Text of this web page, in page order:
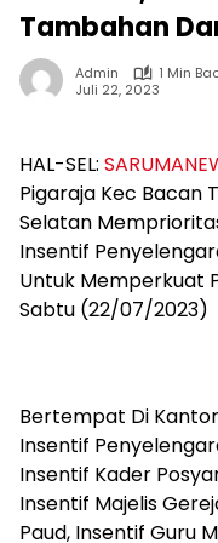
Tambahan
Admin
1 Min
Juli 22, 2023
HAL-SEL:
Pigaraja Kec Bacan
Selatan
Insentif
Untuk Memperkuat
Sabtu (22/07/2023)
Bertempat Di
Insentif
Insentif Kader
Insentif Majelis
Paud, Insentif Guru